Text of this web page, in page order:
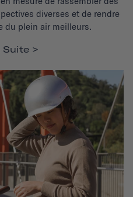
diverses et de rendre
du plein air meilleurs.
Suite